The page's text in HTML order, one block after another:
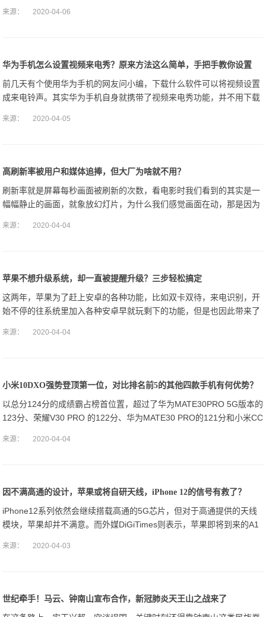
网站上是比实体
来源： 2020-04-06
华为手机怎么设置视频来电秀？原来方法这么简单，手把手教你设置
前几天有个使用华为手机的网友问小编，下载什么软件可以将视频设置
成来电铃声。其实华为手机自身就携带了视频来电秀功能，并不用下载
一、如何设置视频
来源： 2020-04-05
高刷新率被用户和媒体追捧，但大厂为啥就不用？
刷新率就是屏幕每秒画面被刷新的次数，看电影时我们看到的其实是一
幅幅静止的画面，就象放幻灯片，为什么我们感觉画面在动，那是因为
接着后一幅画面
来源： 2020-04-04
苹果不想升级系统，却一直被提醒升级？三步轻松搞定
这两年，苹果为了赶上安卓的各种功能，比如双卡双待，来电识别，开
始不停的往系统里加入各种安卓早就玩剩下的功能，但是也因此带来了
被戏
来源： 2020-04-04
小米10DXO强势登顶第一位，对比排名前5的其他四款手机有何优势？
以总分124分的成绩霸占榜首位置，超过了华为MATE30PRO 5G版本的
123分、荣耀V30 PRO 的122分、华为MATE30 PRO的121分和小米CC
来源： 2020-04-04
因不满高通的设计，苹果或将自研天线，iPhone 12的信号有救了？
iPhone12系列依然会继续搭载高通的5G芯片，但对于高通提供的天线
模块，苹果却并不满意。而外媒DiGiTimes则表示，苹果即将到来的A1
来源： 2020-04-03
世纪牵手！马云、钟南山宣布合作，新冠肺炎天王山之战来了